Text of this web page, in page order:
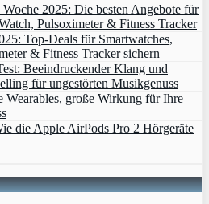
2025: Die besten Angebote für
Pulsoximeter & Fitness Tracker
Top-Deals für Smartwatches,
& Fitness Tracker sichern
Beeindruckender Klang und
für ungestörten Musikgenuss
Wearables, große Wirkung für Ihre
die Apple AirPods Pro 2 Hörgeräte